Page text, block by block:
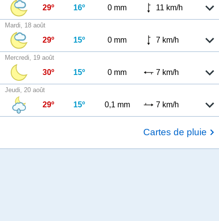
29º 16º 0 mm 11 km/h
Mardi, 18 août
29º 15º 0 mm 7 km/h
Mercredi, 19 août
30º 15º 0 mm 7 km/h
Jeudi, 20 août
29º 15º 0,1 mm 7 km/h
Cartes de pluie